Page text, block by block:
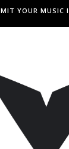
YOUR MUSIC